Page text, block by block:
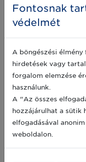
Fontosnak
védelmét
A böngészési
hirdetések vagy
forgalom elemzése
használunk.
A "Az összes
hozzájárulhat a sütik
elfogadásával
weboldalon.